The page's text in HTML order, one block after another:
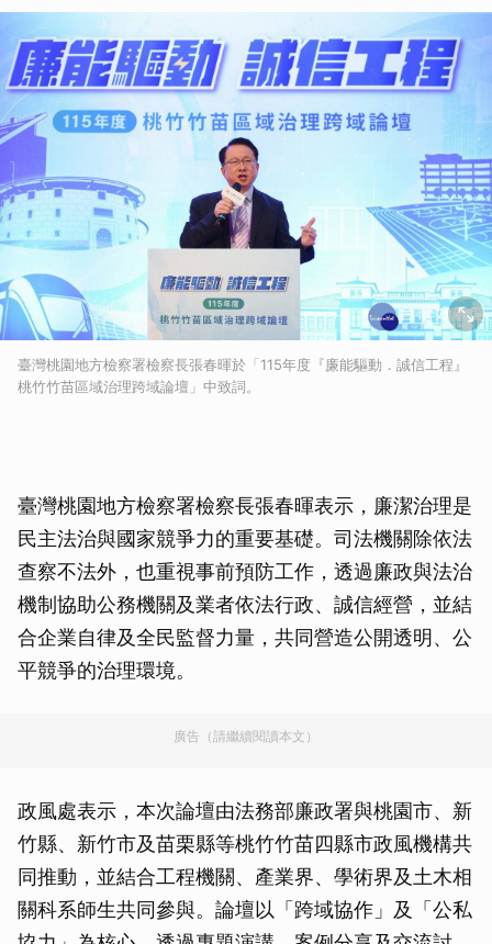
臺灣桃園地方檢察署檢察長張春暉於「115年度『廉能驅動．誠信工程』
桃竹竹苗區域治理跨域論壇」中致詞。
臺灣桃園地方檢察署檢察長張春暉表示，廉潔治理是
民主法治與國家競爭力的重要基礎。司法機關除依法
查察不法外，也重視事前預防工作，透過廉政與法治
機制協助公務機關及業者依法行政、誠信經營，並結
合企業自律及全民監督力量，共同營造公開透明、公
平競爭的治理環境。
廣告（請繼續閱讀本文）
政風處表示，本次論壇由法務部廉政署與桃園市、新
竹縣、新竹市及苗栗縣等桃竹竹苗四縣市政風機構共
同推動，並結合工程機關、產業界、學術界及土木相
關科系師生共同參與。論壇以「跨域協作」及「公私